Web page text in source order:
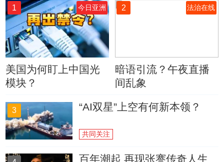
1 今日亚洲
美国为何盯上中国光
模块？
2 法治在线
暗语引流？午夜直播
间乱象
3 “AI双星”上空有何新本领？
共同关注
百年潮起 再现张謇传奇人生